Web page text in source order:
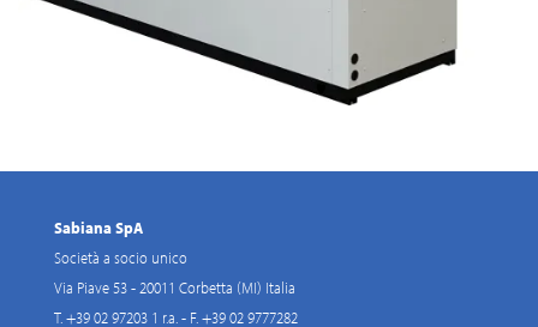
Sabiana SpA
Società a socio unico
Via Piave 53 - 20011 Corbetta (MI) Italia
T. +39 02 97203 1 r.a. - F. +39 02 9777282